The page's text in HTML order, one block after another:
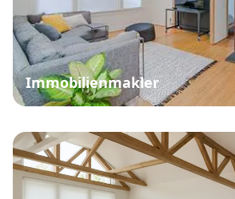
Immobilienmakler